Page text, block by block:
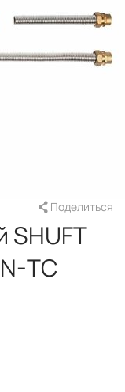
Поделиться
SHUFT
TC